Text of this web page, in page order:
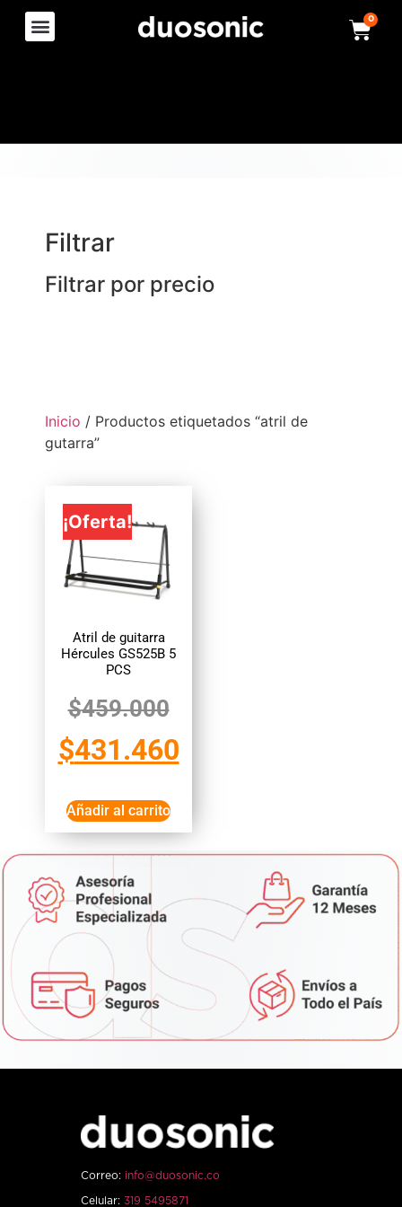
0
Filtrar
Filtrar por precio
Inicio / Productos etiquetados “atril de
gutarra”
¡Oferta!
Atril de guitarra
Hércules GS525B 5
PCS
$459.000
$431.460
Añadir al carrito
Correo: info@duosonic.co
Celular: 319 5495871